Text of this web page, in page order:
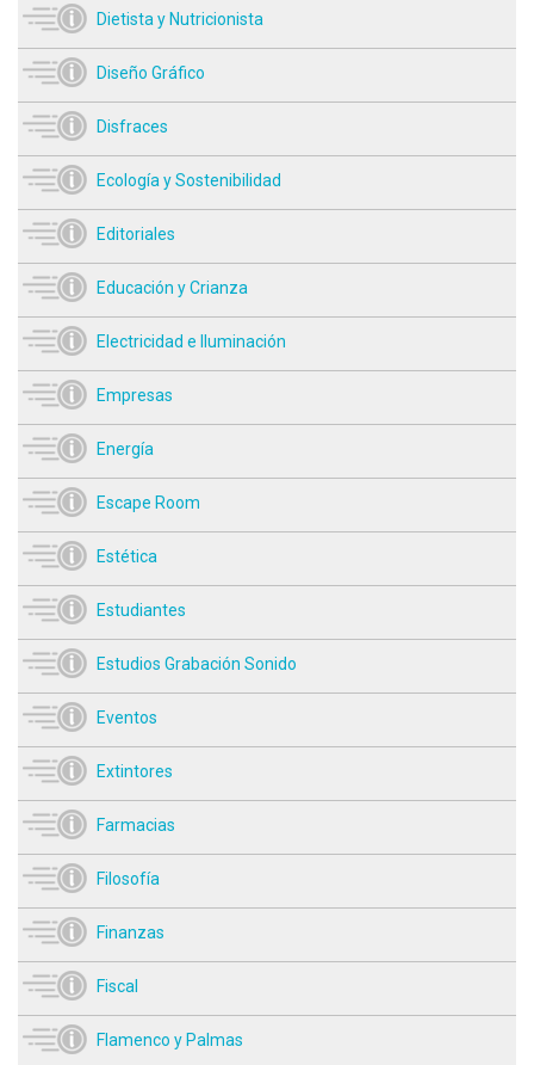
Dietista y Nutricionista
Diseño Gráfico
Disfraces
Ecología y Sostenibilidad
Editoriales
Educación y Crianza
Electricidad e Iluminación
Empresas
Energía
Escape Room
Estética
Estudiantes
Estudios Grabación Sonido
Eventos
Extintores
Farmacias
Filosofía
Finanzas
Fiscal
Flamenco y Palmas